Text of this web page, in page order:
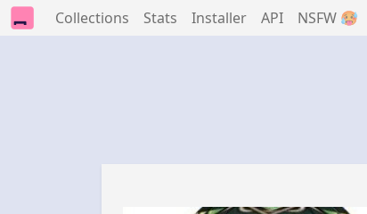
Collections Stats Installer API NSFW 🥵